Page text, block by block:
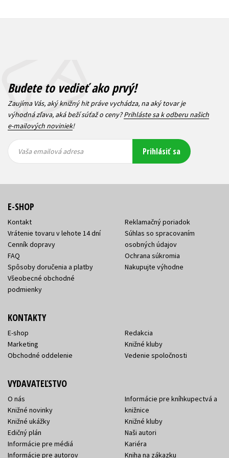
Budete to vedieť ako prvý!
Zaujíma Vás, aký knižný hit práve vychádza, na aký tovar je
výhodná zľava, aká beží súťaž o ceny?Prihláste sa k odberu našich
e-mailových noviniek!
emailová
emailová
Vaša emailová adresa Prihlásiť sa
E-SHOP
Kontakt
Vrátenie tovaru v lehote 14 dní
Cenník dopravy
FAQ
Spôsoby doručenia a platby
Všeobecné obchodné
podmienky
Reklamačný poriadok
Súhlas so spracovaním
osobných údajov
Ochrana súkromia
Nakupujte výhodne
KONTAKTY
E-shop
Marketing
Obchodné oddelenie
Redakcia
Knižné kluby
Vedenie spoločnosti
VYDAVATEĽSTVO
O nás
Knižné novinky
Knižné ukážky
Edičný plán
Informácie pre médiá
Informácie pre autorov
Informácie pre kníhkupectvá a
knižnice
Knižné kluby
Naši autori
Kariéra
Kniha na zákazku